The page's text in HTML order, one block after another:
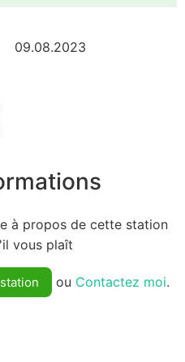
09.08.2023
à propos de cette station
vous plaît
ou Contactez moi.